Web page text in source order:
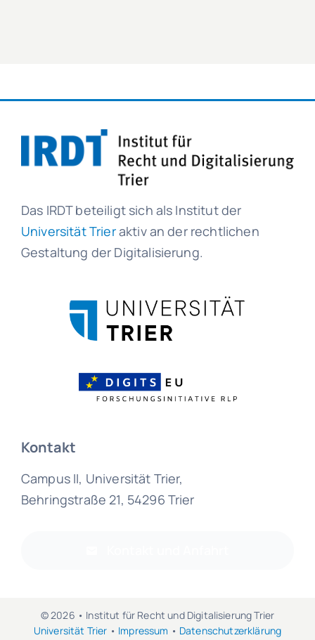
Das IRDT beteiligt sich als Institut der
Universität Trieraktiv an der rechtlichen
Gestaltung der Digitalisierung.
Kontakt
Campus II, Universität Trier,
Behringstraße 21, 54296 Trier
© 2026 • Institut für Recht und Digitalisierung Trier
Universität Trier • Impressum • Datenschutzerklärung